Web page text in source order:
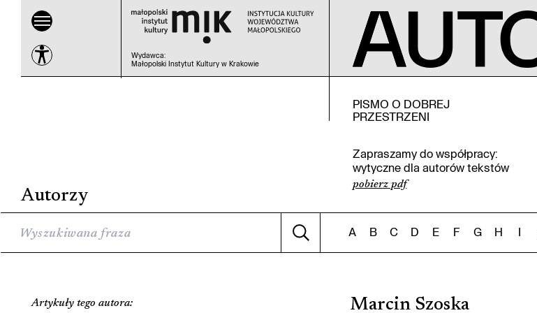
PISMO O DOBREJ
PRZESTRZENI
Wydawca:
Małopolski Instytut Kultury w Krakowie
Zapraszamy do współpracy:
wytyczne dla autorów tekstów
pobierz pdf
Autorzy
A B C D E F G H I
Marcin Szoska
Artykuły tego autora: